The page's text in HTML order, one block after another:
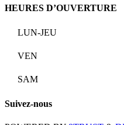
HEURES D’OUVERTURE
LUN-JEU
VEN
SAM
Suivez-nous